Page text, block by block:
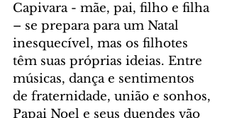
Capivara - mãe, pai, filho e filha
– se prepara para um Natal
inesquecível, mas os filhotes
têm suas próprias ideias. Entre
músicas, dança e sentimentos
de fraternidade, união e sonhos,
Papai Noel e seus duendes vão